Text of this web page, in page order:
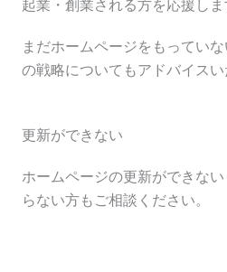
起業・創業される方を応援しま
まだホームページをもってい
の戦略についてもアドバイスい
更新ができない
ホームページの更新ができな
らない方もご相談ください。